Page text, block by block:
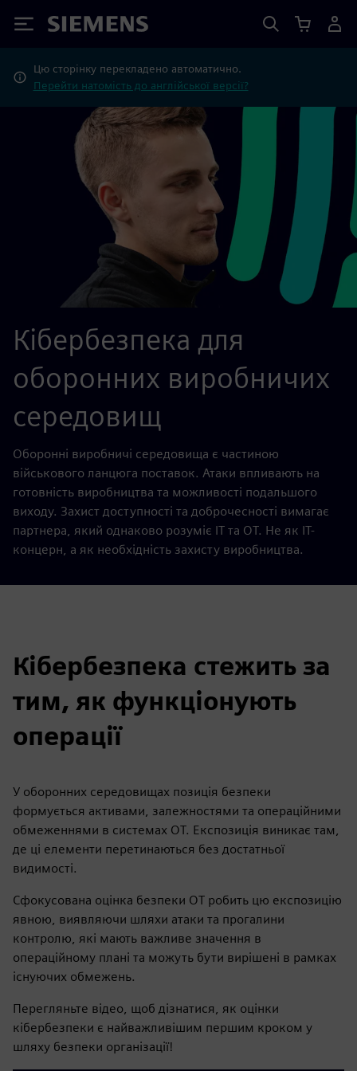
Siemens
Цю сторінку перекладено автоматично.
Перейти натомість до англійської версії?
Кібербезпека для
оборонних виробничих
середовищ
Оборонні виробничі середовища є частиною
військового ланцюга поставок. Атаки впливають на
готовність виробництва та можливості подальшого
виходу. Захист доступності та доброчесності вимагає
партнера, який однаково розуміє IT та OT. Не як ІТ-
концерн, а як необхідність захисту виробництва.
Кібербезпека стежить за
тим, як функціонують
операції
У оборонних середовищах позиція безпеки
формується активами, залежностями та операційними
обмеженнями в системах OT. Експозиція виникає там,
де ці елементи перетинаються без достатньої
видимості.
Сфокусована оцінка безпеки OT робить цю експозицію
явною, виявляючи шляхи атаки та прогалини
контролю, які мають важливе значення в
операційному плані та можуть бути вирішені в рамках
існуючих обмежень.
Перегляньте відео, щоб дізнатися, як оцінки
кібербезпеки є найважливішим першим кроком у
шляху безпеки організації!